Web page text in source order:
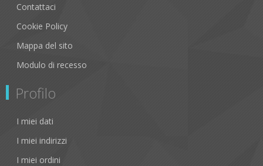
Contattaci
Cookie Policy
Mappa del sito
Modulo di recesso
Profilo
I miei dati
I miei indirizzi
I miei ordini